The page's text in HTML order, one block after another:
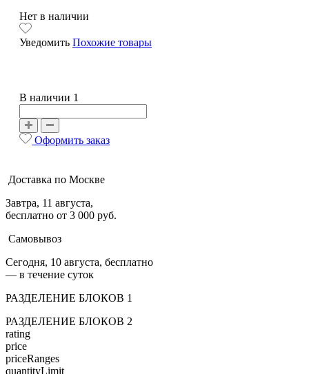
Нет в наличии
Уведомить Похожие товары
В наличии 1
Оформить заказ
Доставка по Москве
Завтра, 11 августа,
бесплатно от 3 000 руб.
Самовывоз
Сегодня, 10 августа, бесплатно
— в течение суток
РАЗДЕЛЕНИЕ БЛОКОВ 1
РАЗДЕЛЕНИЕ БЛОКОВ 2
rating
price
priceRanges
quantityLimit